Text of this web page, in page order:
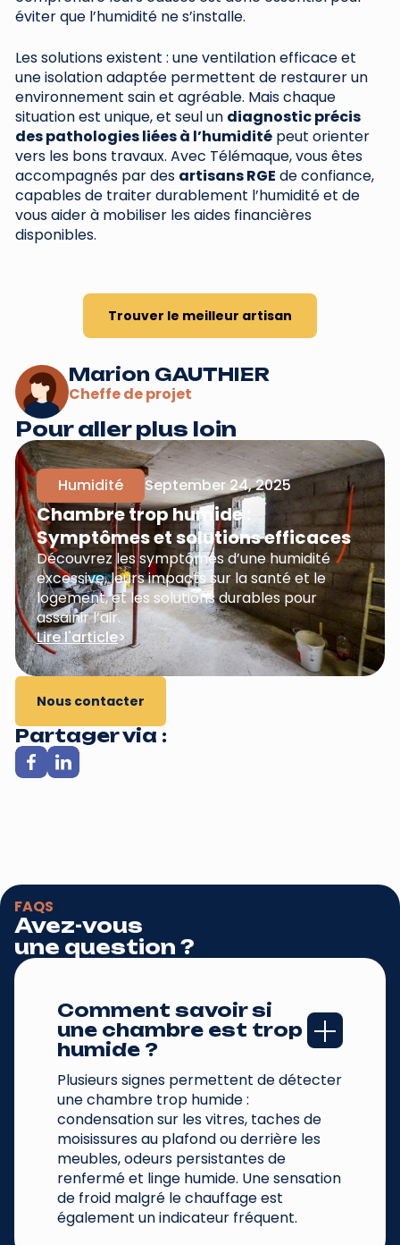
éviter que l’humidité ne s’installe.
Les solutions existent : une ventilation efficace et
une isolation adaptée permettent de restaurer un
environnement sain et agréable. Mais chaque
situation est unique, et seul un diagnostic précis
des pathologies liées à l’humidité peut orienter
vers les bons travaux. Avec Télémaque, vous êtes
accompagnés par des artisans RGE de confiance,
capables de traiter durablement l’humidité et de
vous aider à mobiliser les aides financières
disponibles.
Trouver le meilleur artisan
Marion GAUTHIER
Cheffe de projet
Pour aller plus loin
Humidité September 24, 2025
Chambre trop humide :
Symptômes et solutions efficaces
Découvrez les symptômes d’une humidité
excessive, leurs impacts sur la santé et le
logement, et les solutions durables pour
assainir l’air.
Lire l'article>
Nous contacter
Partager via :
FAQS
Avez-vous
une question ?
Comment savoir si
une chambre est trop
humide ?
Plusieurs signes permettent de détecter
une chambre trop humide :
condensation sur les vitres, taches de
moisissures au plafond ou derrière les
meubles, odeurs persistantes de
renfermé et linge humide. Une sensation
de froid malgré le chauffage est
également un indicateur fréquent.